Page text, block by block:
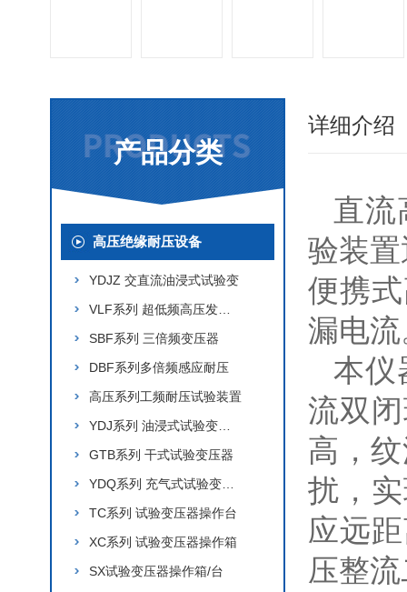
产品分类
高压绝缘耐压设备
YDJZ 交直流油浸式试验变
SBF系列 三倍频变压器
DBF系列多倍频感应耐压
高压系列工频耐压试验装置
GTB系列 干式试验变压器
TC系列 试验变压器操作台
XC系列 试验变压器操作箱
SX试验变压器操作箱/台
详细介绍
直流
验装
便携
漏电
本仪
流双
高，
扰，
应远
压整